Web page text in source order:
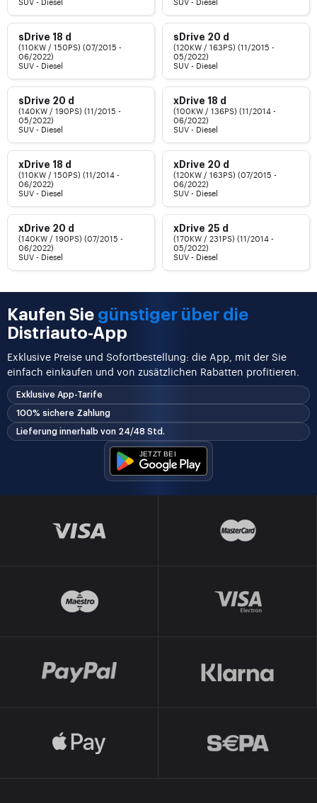
sDrive 18 d
(110KW / 150PS) (07/2015 -
06/2022)
SUV - Diesel
sDrive 20 d
(120KW / 163PS) (11/2015 -
05/2022)
SUV - Diesel
sDrive 20 d
(140KW / 190PS) (11/2015 -
05/2022)
SUV - Diesel
xDrive 18 d
(100KW / 136PS) (11/2014 -
06/2022)
SUV - Diesel
xDrive 18 d
(110KW / 150PS) (11/2014 -
06/2022)
SUV - Diesel
xDrive 20 d
(120KW / 163PS) (07/2015 -
06/2022)
SUV - Diesel
xDrive 20 d
(140KW / 190PS) (07/2015 -
06/2022)
SUV - Diesel
xDrive 25 d
(170KW / 231PS) (11/2014 -
05/2022)
SUV - Diesel
Kaufen Sie günstiger über die
Distriauto-App
Exklusive Preise und Sofortbestellung: die App, mit der Sie
einfach einkaufen und von zusätzlichen Rabatten profitieren.
Exklusive App-Tarife
100% sichere Zahlung
Lieferung innerhalb von 24/48 Std.